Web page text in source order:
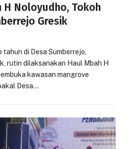
H Noloyudho, Tokoh
Gresik
tahun di Desa Sumberrejo,
rutin dilaksanakan Haul Mbah H
kawasan mangrove
Desa…